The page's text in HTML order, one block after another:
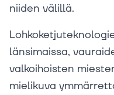
niiden välillä.
länsimaissa,
valkoihoisten
mielikuva